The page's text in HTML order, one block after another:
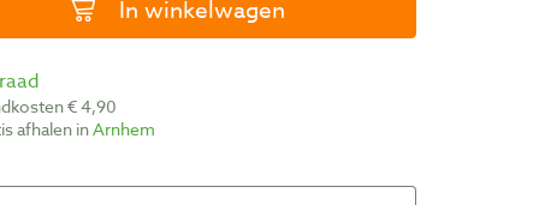
In winkelwagen
€ 4,90
afhalen inArnhem